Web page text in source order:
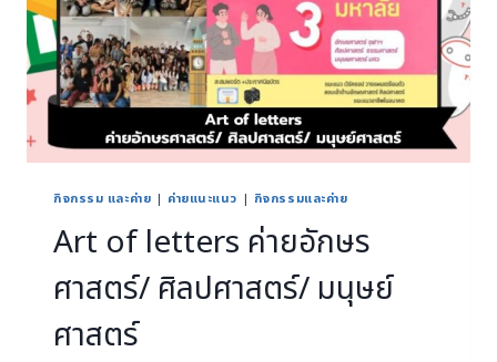
กิจกรรม และค่าย | ค่ายแนะแนว | กิจกรรมและค่าย
Art of letters ค่ายอักษร
ศาสตร์/ ศิลปศาสตร์/ มนุษย์
ศาสตร์